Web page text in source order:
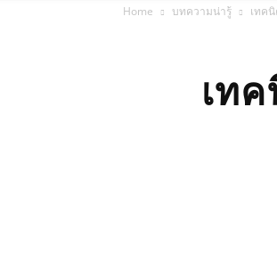
Home บทความน่ารู้ เทค
เท